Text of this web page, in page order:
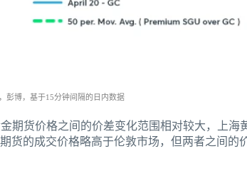
彭博，基于15分钟间隔的日内数据
期货价格之间的价差变化范围相对较大，上海
货的成交价格略高于伦敦市场，但两者之间的